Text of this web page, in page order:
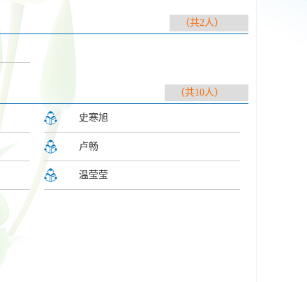
（共2人）
（共10人）
史寒旭
卢畅
温莹莹